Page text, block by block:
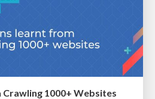
1000+ Websites